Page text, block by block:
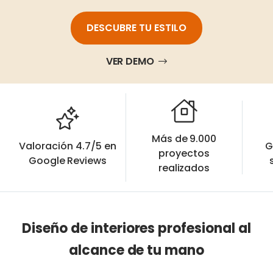
DESCUBRE TU ESTILO
VER DEMO
Valoración 4.7/5 en
Google Reviews
Más de 9.000
proyectos
realizados
Diseño de interiores profesional al
alcance de tu mano